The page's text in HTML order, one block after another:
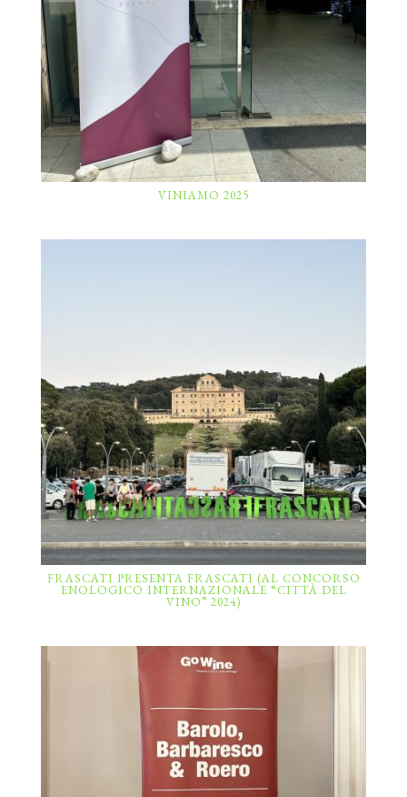
VINIAMO 2025
FRASCATI PRESENTA FRASCATI (AL CONCORSO
ENOLOGICO INTERNAZIONALE “CITTÀ DEL
VINO” 2024)